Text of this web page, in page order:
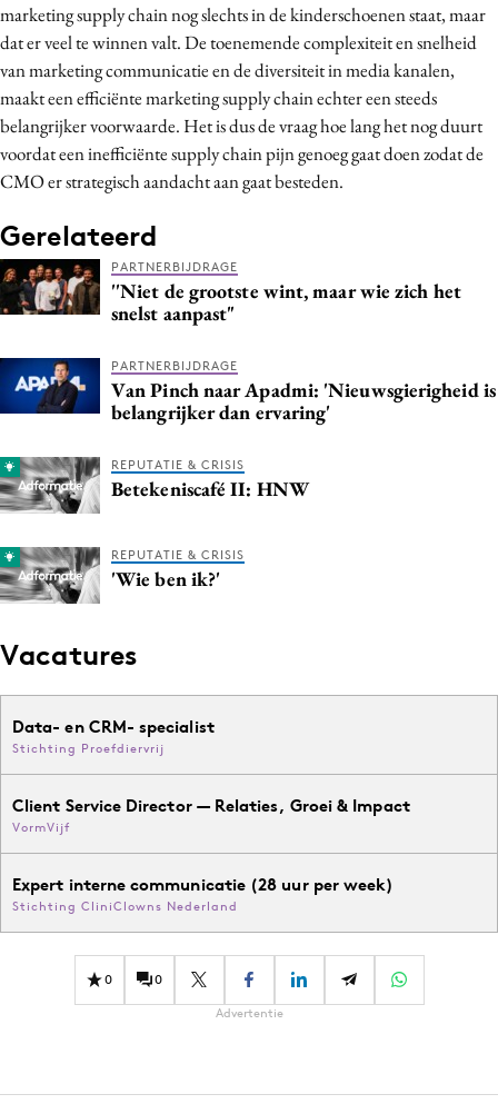
marketing supply chain nog slechts in de kinderschoenen staat, maar
dat er veel te winnen valt. De toenemende complexiteit en snelheid
van marketing communicatie en de diversiteit in media kanalen,
maakt een efficiënte marketing supply chain echter een steeds
belangrijker voorwaarde. Het is dus de vraag hoe lang het nog duurt
voordat een inefficiënte supply chain pijn genoeg gaat doen zodat de
CMO er strategisch aandacht aan gaat besteden.
Gerelateerd
PARTNERBIJDRAGE
''Niet de grootste wint, maar wie zich het
snelst aanpast"
PARTNERBIJDRAGE
Van Pinch naar Apadmi: 'Nieuwsgierigheid is
belangrijker dan ervaring'
REPUTATIE & CRISIS
Betekeniscafé II: HNW
REPUTATIE & CRISIS
'Wie ben ik?'
Vacatures
Data- en CRM- specialist
Stichting Proefdiervrij
Client Service Director — Relaties, Groei & Impact
VormVijf
Expert interne communicatie (28 uur per week)
Stichting CliniClowns Nederland
0 0
Advertentie